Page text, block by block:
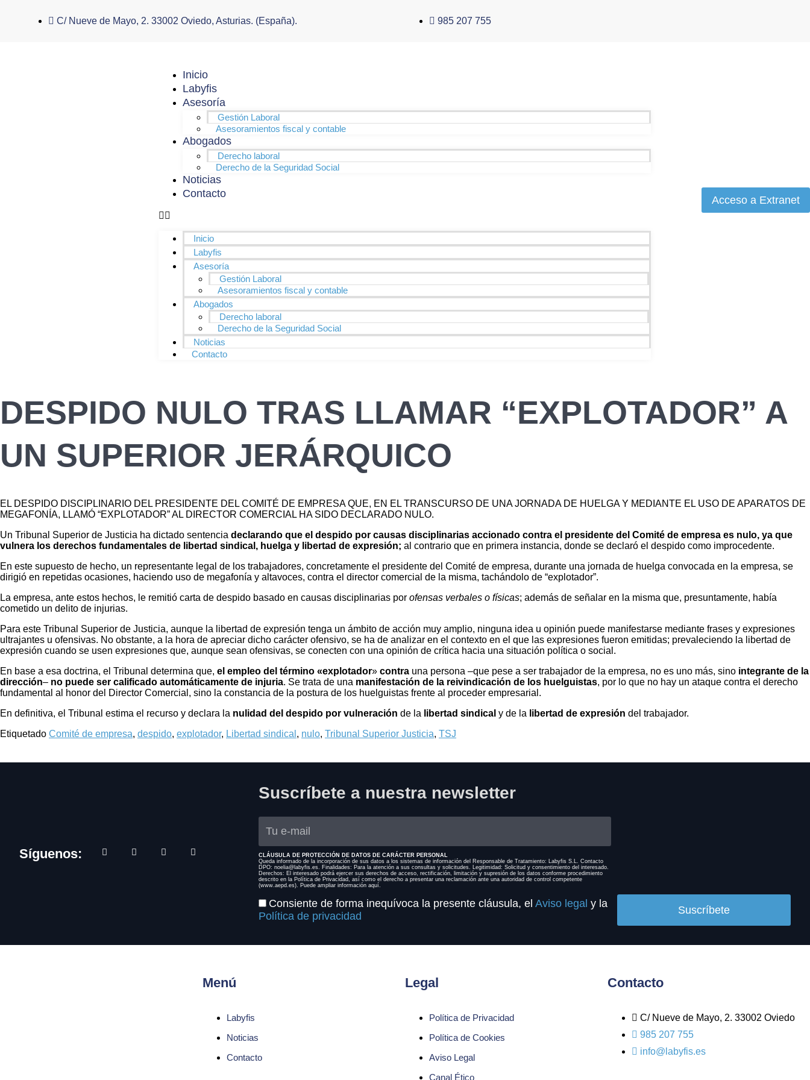
C/ Nueve de Mayo, 2. 33002 Oviedo, Asturias. (España). 985 207 755
Inicio
Labyfis
Asesoría
Gestión Laboral
Asesoramientos fiscal y contable
Abogados
Derecho laboral
Derecho de la Seguridad Social
Noticias
Contacto
Inicio
Labyfis
Asesoría
Gestión Laboral
Asesoramientos fiscal y contable
Abogados
Derecho laboral
Derecho de la Seguridad Social
Noticias
Contacto
Acceso a Extranet
DESPIDO NULO TRAS LLAMAR “EXPLOTADOR” A
UN SUPERIOR JERÁRQUICO
EL DESPIDO DISCIPLINARIO DEL PRESIDENTE DEL COMITÉ DE EMPRESA QUE, EN EL TRANSCURSO DE UNA JORNADA DE HUELGA Y MEDIANTE EL USO DE APARATOS DE
MEGAFONÍA, LLAMÓ “EXPLOTADOR” AL DIRECTOR COMERCIAL HA SIDO DECLARADO NULO.
Un Tribunal Superior de Justicia ha dictado sentencia declarando que el despido por causas disciplinarias accionado contra el presidente del Comité de empresa es nulo, ya que
vulnera los derechos fundamentales de libertad sindical, huelga y libertad de expresión; al contrario que en primera instancia, donde se declaró el despido como improcedente.
En este supuesto de hecho, un representante legal de los trabajadores, concretamente el presidente del Comité de empresa, durante una jornada de huelga convocada en la empresa, se
dirigió en repetidas ocasiones, haciendo uso de megafonía y altavoces, contra el director comercial de la misma, tachándolo de “explotador”.
La empresa, ante estos hechos, le remitió carta de despido basado en causas disciplinarias por ofensas verbales o físicas; además de señalar en la misma que, presuntamente, había
cometido un delito de injurias.
Para este Tribunal Superior de Justicia, aunque la libertad de expresión tenga un ámbito de acción muy amplio, ninguna idea u opinión puede manifestarse mediante frases y expresiones
ultrajantes u ofensivas. No obstante, a la hora de apreciar dicho carácter ofensivo, se ha de analizar en el contexto en el que las expresiones fueron emitidas; prevaleciendo la libertad de
expresión cuando se usen expresiones que, aunque sean ofensivas, se conecten con una opinión de crítica hacia una situación política o social.
En base a esa doctrina, el Tribunal determina que, el empleo del término «explotador» contra una persona –que pese a ser trabajador de la empresa, no es uno más, sino integrante de la
dirección– no puede ser calificado automáticamente de injuria. Se trata de una manifestación de la reivindicación de los huelguistas, por lo que no hay un ataque contra el derecho
fundamental al honor del Director Comercial, sino la constancia de la postura de los huelguistas frente al proceder empresarial.
En definitiva, el Tribunal estima el recurso y declara la nulidad del despido por vulneración de la libertad sindical y de la libertad de expresión del trabajador.
Etiquetado Comité de empresa, despido, explotador, Libertad sindical , nulo, Tribunal Superior Justicia, TSJ
Síguenos:
Suscríbete a nuestra newsletter
CLÁUSULA DE PROTECCIÓN DE DATOS DE CARÁCTER PERSONAL
Queda informado de la incorporación de sus datos a los sistemas de información del Responsable de Tratamiento: Labyfis S.L. Contacto
DPO: noelia@labyfis.es. Finalidades: Para la atención a sus consultas y solicitudes. Legitimidad: Solicitud y consentimiento del interesado.
Derechos: El interesado podrá ejercer sus derechos de acceso, rectificación, limitación y supresión de los datos conforme procedimiento
descrito en la Política de Privacidad, así como el derecho a presentar una reclamación ante una autoridad de control competente
(www.aepd.es). Puede ampliar información aquí.
Consiente de forma inequívoca la presente cláusula, el Aviso legal y la
Política de privacidad
Suscríbete
Menú
Labyfis
Noticias
Contacto
Legal
Política de Privacidad
Política de Cookies
Aviso Legal
Canal Ético
Contacto
C/ Nueve de Mayo, 2. 33002 Oviedo
985 207 755
info@labyfis.es